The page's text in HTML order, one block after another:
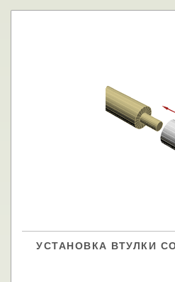
УСТАНОВКА ВТУЛКИ